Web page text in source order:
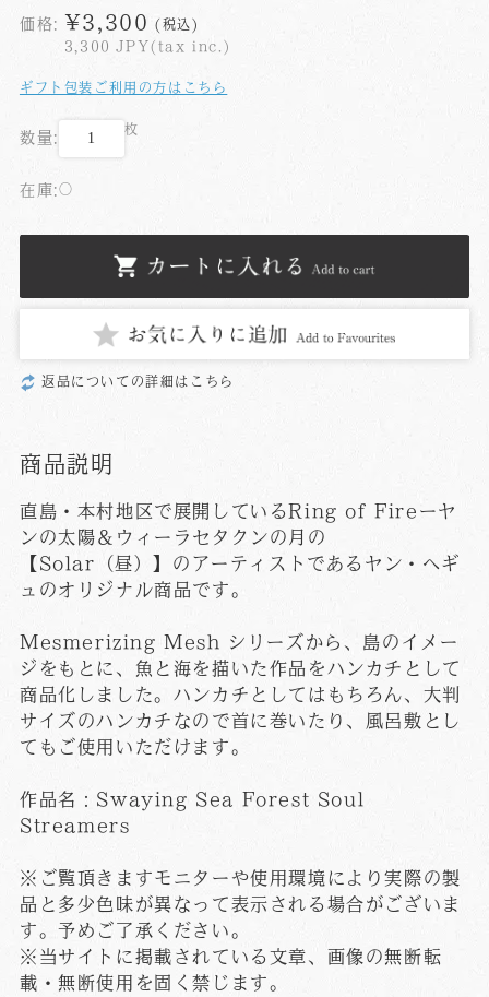
価格: ¥3,300 (税込)
3,300 JPY(tax inc.)
ギフト包装ご利用の方はこちら
数量: 枚
在庫:○
返品についての詳細はこちら
商品説明
直島・本村地区で展開しているRing of Fireーヤ
ンの太陽＆ウィーラセタクンの月の
【Solar（昼）】のアーティストであるヤン・ヘギ
ュのオリジナル商品です。
Mesmerizing Mesh シリーズから、島のイメー
ジをもとに、魚と海を描いた作品をハンカチとして
商品化しました。ハンカチとしてはもちろん、大判
サイズのハンカチなので首に巻いたり、風呂敷とし
てもご使用いただけます。
作品名：Swaying Sea Forest Soul
Streamers
※ご覧頂きますモニターや使用環境により実際の製
品と多少色味が異なって表示される場合がございま
す。予めご了承ください。
※当サイトに掲載されている文章、画像の無断転
載・無断使用を固く禁じます。